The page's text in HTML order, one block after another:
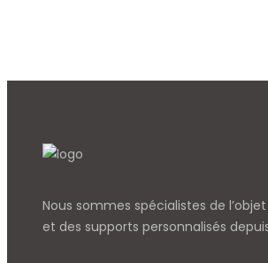
Nous sommes spécialistes de l’objet
et des supports personnalisés